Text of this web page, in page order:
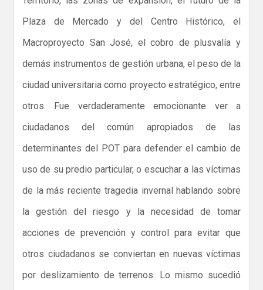
Plaza de Mercado y del Centro Histórico, el
Macroproyecto San José, el cobro de plusvalía y
demás instrumentos de gestión urbana, el peso de la
ciudad universitaria como proyecto estratégico, entre
otros. Fue verdaderamente emocionante ver a
ciudadanos del común apropiados de las
determinantes del POT para defender el cambio de
uso de su predio particular, o escuchar a las víctimas
de la más reciente tragedia invernal hablando sobre
la gestión del riesgo y la necesidad de tomar
acciones de prevención y control para evitar que
otros ciudadanos se conviertan en nuevas víctimas
por deslizamiento de terrenos. Lo mismo sucedió